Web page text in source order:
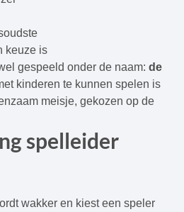
keuze is
gespeeld onder de naam: de
kinderen te kunnen spelen is
meisje, gekozen op de
spelleider
wakker en kiest een speler